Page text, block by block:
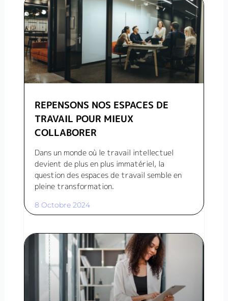
REPENSONS NOS ESPACES DE
TRAVAIL POUR MIEUX
COLLABORER
Dans un monde où le travail intellectuel
devient de plus en plus immatériel, la
question des espaces de travail semble en
pleine transformation.
8 Octobre 2024